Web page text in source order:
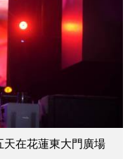
天在花蓮東大門廣場